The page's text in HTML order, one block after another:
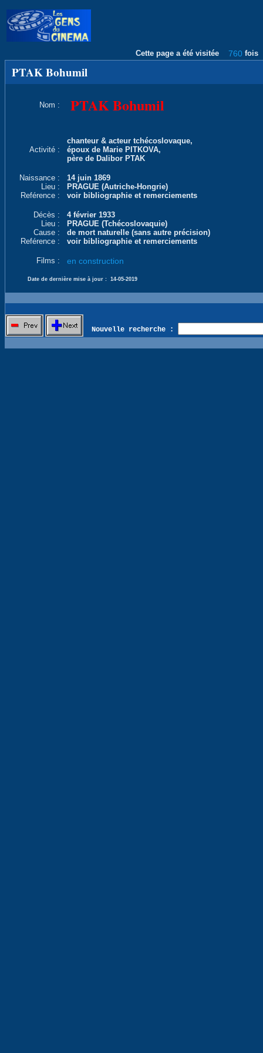
Cette page a été visitée 760 fois
PTAK Bohumil
Nom : PTAK Bohumil
Activité :
chanteur & acteur tchécoslovaque,
époux de Marie PITKOVA,
père de Dalibor PTAK
Naissance :
14 juin 1869
Lieu :
PRAGUE (Autriche-Hongrie)
Reférence :
voir bibliographie et remerciements
Décès :
4 février 1933
Lieu :
PRAGUE (Tchécoslovaquie)
Cause :
de mort naturelle (sans autre précision)
Reférence :
voir bibliographie et remerciements
Films : en construction
Date de dernière mise à jour : 14-05-2019
Nouvelle recherche :